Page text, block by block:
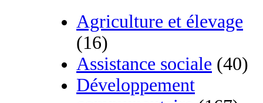
Agriculture et élevage
(16)
Assistance sociale (40)
Développement